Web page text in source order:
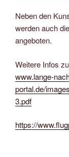
Neben den
werden auch
angeboten.
Weitere Infos
www.lange-
portal.de/
3.pdf
https://